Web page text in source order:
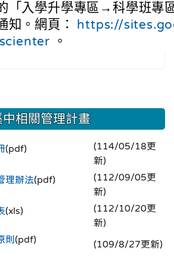
「入學升學專區→科學班專
知。網頁：
https://
。
中相關管理計畫
(pdf)
(114/05/18更
新)
理辦法(pdf)
(112/09/05更
新)
(xls)
(112/10/20更
新)
則 (pdf) (109/8/27更新)